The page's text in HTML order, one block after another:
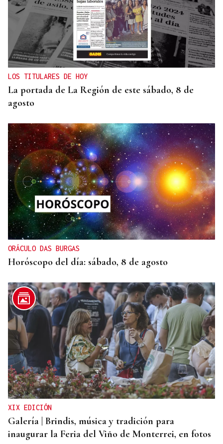
DEPORTE EN LA DIÁSPORA
La Xunta ratifica su apoyo al Galicia Esporte
Clube de Salvador de Bahía
LOS TITULARES DE HOY
La portada de La Región de este sábado, 8 de
agosto
ORÁCULO DAS BURGAS
Horóscopo del día: sábado, 8 de agosto
XIX EDICIÓN
Galería | Brindis, música y tradición para
inaugurar la Feria del Viño de Monterrei, en fotos